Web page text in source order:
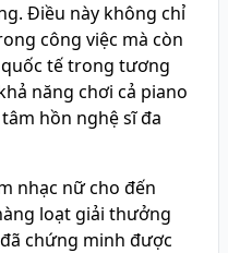
Điều này không chỉ
công việc mà còn
tế trong tương
năng chơi cả piano
hồn nghệ sĩ đa
nhạc nữ cho đến
loạt giải thưởng
chứng minh được